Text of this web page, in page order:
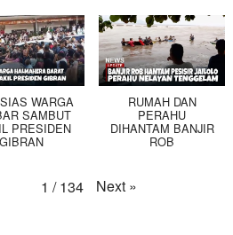
WARGA
SAMBUT
PRESIDEN
GIBRAN
RUMAH DAN
PERAHU
DIHANTAM BANJIR
ROB
1 / 134 Next »